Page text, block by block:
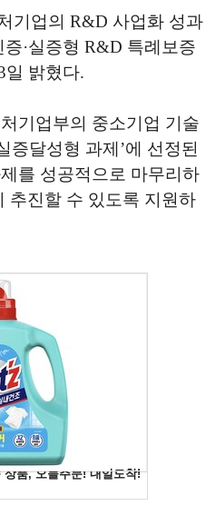
기업의 R&D 사업화 성과
·실증형 R&D 특례보증
일 밝혔다.
기업부의 중소기업 기술
증달성형 과제’에 선정된
를 성공적으로 마무리하
추진할 수 있도록 지원하